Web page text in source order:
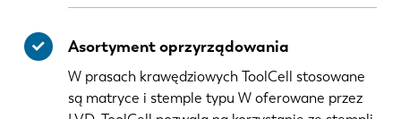
Asortyment oprzyrządowania
W prasach krawędziowych ToolCell stosowane
są matryce i stemple typu W oferowane przez